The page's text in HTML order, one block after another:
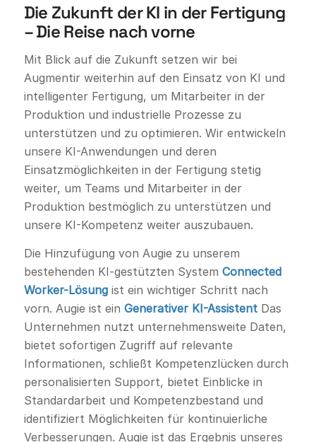
Die Zukunft der KI in der Fertigung
– Die Reise nach vorne
Mit Blick auf die Zukunft setzen wir bei
Augmentir weiterhin auf den Einsatz von KI und
intelligenter Fertigung, um Mitarbeiter in der
Produktion und industrielle Prozesse zu
unterstützen und zu optimieren. Wir entwickeln
unsere KI-Anwendungen und deren
Einsatzmöglichkeiten in der Fertigung stetig
weiter, um Teams und Mitarbeiter in der
Produktion bestmöglich zu unterstützen und
unsere KI-Kompetenz weiter auszubauen.
Die Hinzufügung von Augie zu unserem
bestehenden KI-gestützten System Connected
Worker-Lösungist ein wichtiger Schritt nach
vorn. Augie ist ein Generativer KI-AssistentDas
Unternehmen nutzt unternehmensweite Daten,
bietet sofortigen Zugriff auf relevante
Informationen, schließt Kompetenzlücken durch
personalisierten Support, bietet Einblicke in
Standardarbeit und Kompetenzbestand und
identifiziert Möglichkeiten für kontinuierliche
Verbesserungen. Augie ist das Ergebnis unseres